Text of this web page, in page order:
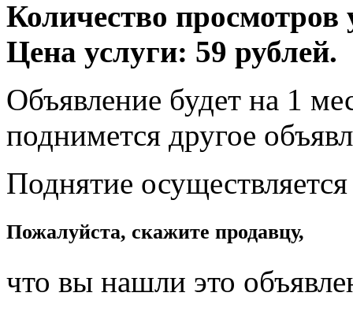
Количество просмотров
Цена услуги: 59 рублей.
Объявление будет на 1
поднимется другое
Поднятие
Пожалуйста, скажите продавцу,
что вы нашли это